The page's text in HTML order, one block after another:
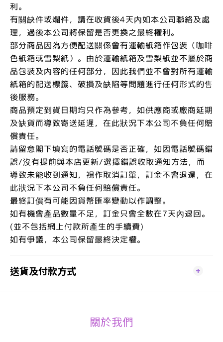
利。
有關缺件或爛件，請在收貨後4天內如本公司聯絡及處
理，過後本公司將保留是否更換之最終權利。
部分商品因為方便配送關係會有運輸紙箱作包裝（咖啡
色紙箱或雪梨紙）。由於運輸紙箱及雪梨紙並不屬於商
品包裝及內容的任何部分，因此我們並不會對所有運輸
紙箱的配送標籤、破損及缺陷等問題進行任何形式的售
後服務。
商品預定到貨日期均只作為參考，如供應商或廠商延期
及缺貨而導致寄送延遲，在此狀況下本公司不負任何賠
償責任。
請留意閣下填寫的電話號碼是否正確，如因電話號碼錯
誤/沒有提前與本店更新/選擇錯誤收取通知方法，而
導致未能收到通知，視作取消訂單，訂金不會退還，在
此狀況下本公司不負任何賠償責任。
最終訂價有可能因貨幣匯率變動以作調整。
如有機會產品數量不足，訂金只會全數在7天內退回。
(並不包括網上付款所產生的手續費)
如有爭議，本公司保留最終決定權。
送貨及付款方式
關於我們